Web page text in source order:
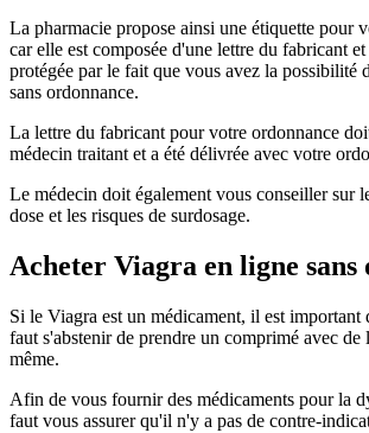
La pharmacie propose ainsi une étiquette pour
car elle est composée d'une lettre du fabricant
protégée par le fait que vous avez la possibilité
sans ordonnance.
La lettre du fabricant pour votre ordonnance
médecin traitant et a été délivrée avec votre
Le médecin doit également vous conseiller sur
dose et les risques de surdosage.
Acheter Viagra en ligne sans
Si le Viagra est un médicament, il est important
faut s'abstenir de prendre un comprimé avec de
même.
Afin de vous fournir des médicaments pour la
faut vous assurer qu'il n'y a pas de contre-